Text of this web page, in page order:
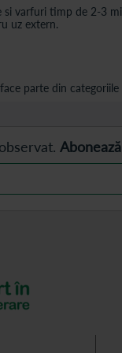
si varfuri timp de 2-3
uz extern.
parte din categoriile